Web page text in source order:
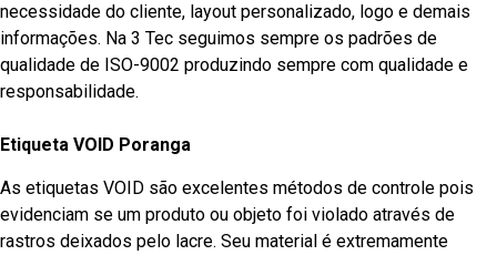
necessidade do cliente, layout personalizado, logo e demais
informações. Na 3 Tec seguimos sempre os padrões de
qualidade de ISO-9002 produzindo sempre com qualidade e
responsabilidade.
Etiqueta VOID Poranga
As etiquetas VOID são excelentes métodos de controle pois
evidenciam se um produto ou objeto foi violado através de
rastros deixados pelo lacre. Seu material é extremamente